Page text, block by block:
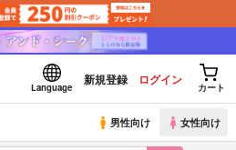
Language
新規登録 ログイン
カート
男性向け 女性向け